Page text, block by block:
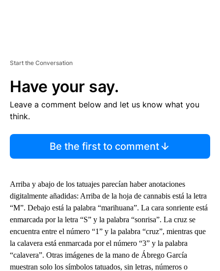
Start the Conversation
Have your say.
Leave a comment below and let us know what you
think.
Be the first to comment
Arriba y abajo de los tatuajes parecían haber anotaciones
digitalmente añadidas: Arriba de la hoja de cannabis está la letra
“M”. Debajo está la palabra “marihuana”. La cara sonriente está
enmarcada por la letra “S” y la palabra “sonrisa”. La cruz se
encuentra entre el número “1” y la palabra “cruz”, mientras que
la calavera está enmarcada por el número “3” y la palabra
“calavera”. Otras imágenes de la mano de Ábrego García
muestran solo los símbolos tatuados, sin letras, números o